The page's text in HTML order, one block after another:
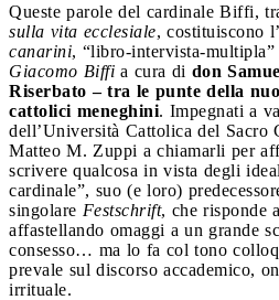
Queste parole del cardinale Biffi,
sulla vita ecclesiale, costituiscono
canarini, “libro-intervista-multipla”
Giacomo Biffi a cura di don
Riserbato – tra le punte della
cattolici meneghini. Impegnati a
dell’Università Cattolica del Sacro
Matteo M. Zuppi a chiamarli per
scrivere qualcosa in vista degli
cardinale”, suo (e loro)
singolare Festschrift, che risponde
affastellando omaggi a un grande
consesso… ma lo fa col tono
prevale sul discorso accademico,
irrituale.